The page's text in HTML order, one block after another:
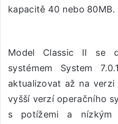
kapacitě 40 nebo 80MB.
Model Classic II se
systémem System
aktualizovat až na verzi
vyšší verzí operačního
s potížemi a nízkým